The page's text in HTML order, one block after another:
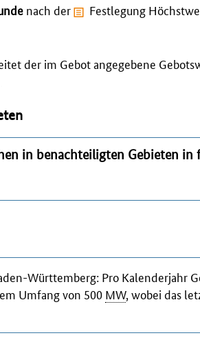
nach der
Festlegung
der im Gebot angegebene
in benachteiligten Gebieten in
Württemberg: Pro Kalenderjahr
Umfang von 500 MW, wobei das